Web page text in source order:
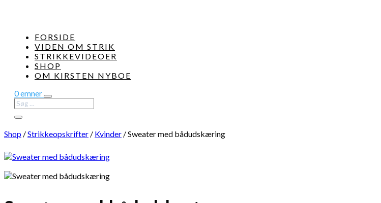
FORSIDE
VIDEN OM STRIK
STRIKKEVIDEOER
SHOP
OM KIRSTEN NYBOE
0 emner
Shop /Strikkeopskrifter / Kvinder /Sweater med bådudskæring